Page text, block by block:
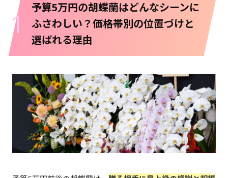
1
予算5万円の胡蝶蘭はどんなシーンに
ふさわしい？価格帯別の位置づけと
選ばれる理由